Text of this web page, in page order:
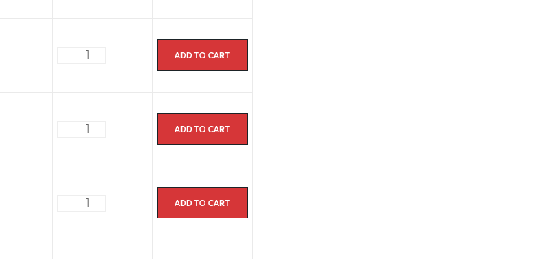
Add to cart
Add to cart
Add to cart